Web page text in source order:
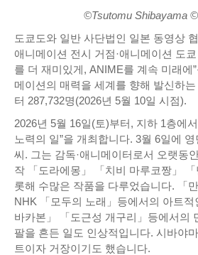
©Tsutomu Shibayama
도쿄도와 일반 사단법인 일본 동영상
애니메이션 전시 거점·애니메이션 도
를 더 재미있게, ANIME를 계속 미래에
메이션의 매력을 세계를 향해 발신하
터 287,732명(2026년 5월 10일 시점).
2026년 5월 16일(토)부터, 지하 1층에
노력의 일”을 개최합니다. 3월 6일에
씨. 그는 감독·애니메이터로서 오랫동
작 「도라에몽」 「치비 마루코짱」
롯해 수많은 작품을 다루었습니다. 「
NHK 「모두의 노래」등에서의 아트적
바카본」 「도근성 개구리」등에서의
팔을 흔든 일도 인상적입니다. 시바야
트이자 거장이기도 했습니다.